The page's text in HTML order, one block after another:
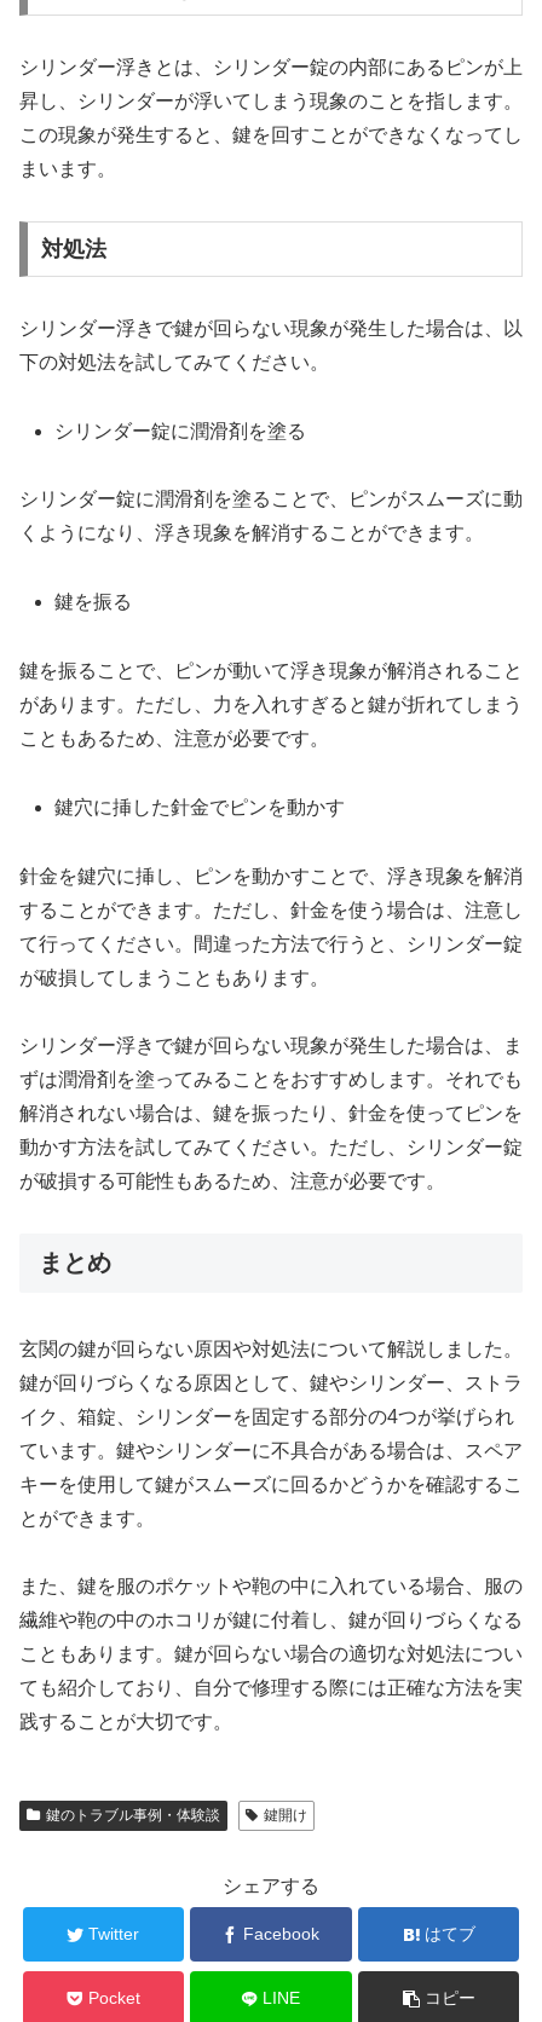
シリンダー浮きとは、シリンダー錠の内部にあるピンが上
昇し、シリンダーが浮いてしまう現象のことを指します。
この現象が発生すると、鍵を回すことができなくなってし
まいます。
対処法
シリンダー浮きで鍵が回らない現象が発生した場合は、以
下の対処法を試してみてください。
シリンダー錠に潤滑剤を塗る
シリンダー錠に潤滑剤を塗ることで、ピンがスムーズに動
くようになり、浮き現象を解消することができます。
鍵を振る
鍵を振ることで、ピンが動いて浮き現象が解消されること
があります。ただし、力を入れすぎると鍵が折れてしまう
こともあるため、注意が必要です。
鍵穴に挿した針金でピンを動かす
針金を鍵穴に挿し、ピンを動かすことで、浮き現象を解消
することができます。ただし、針金を使う場合は、注意し
て行ってください。間違った方法で行うと、シリンダー錠
が破損してしまうこともあります。
シリンダー浮きで鍵が回らない現象が発生した場合は、ま
ずは潤滑剤を塗ってみることをおすすめします。それでも
解消されない場合は、鍵を振ったり、針金を使ってピンを
動かす方法を試してみてください。ただし、シリンダー錠
が破損する可能性もあるため、注意が必要です。
まとめ
玄関の鍵が回らない原因や対処法について解説しました。
鍵が回りづらくなる原因として、鍵やシリンダー、ストラ
イク、箱錠、シリンダーを固定する部分の4つが挙げられ
ています。鍵やシリンダーに不具合がある場合は、スペア
キーを使用して鍵がスムーズに回るかどうかを確認するこ
とができます。
また、鍵を服のポケットや鞄の中に入れている場合、服の
繊維や鞄の中のホコリが鍵に付着し、鍵が回りづらくなる
こともあります。鍵が回らない場合の適切な対処法につい
ても紹介しており、自分で修理する際には正確な方法を実
践することが大切です。
鍵のトラブル事例・体験談 鍵開け
シェアする
Twitter Facebook はてブ
Pocket LINE コピー